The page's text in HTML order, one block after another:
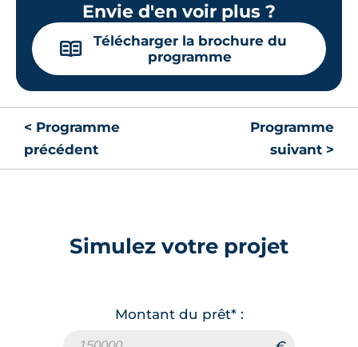
LotM14
81.75 m²
RDC
TVA 20% 271 000 €
Surface annexe
-
Orientation
81.75 m²
Surface annexe
Envie d'en voir plus ?
📖
Télécharger la brochure du
programme
< Programme
précédent
Programme
suivant >
Simulez votre projet
Montant du prêt* :